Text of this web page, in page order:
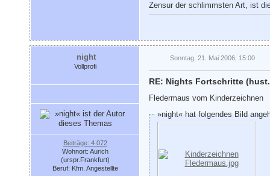
Zensur der schlimmsten Art, ist
night
Vollprofi
Beiträge: 4 072
Wohnort: Aurich
(urspr.Frankfurt)
Beruf: Kfm. Angestellte
Sonntag, 21. Mai 2006, 15:00
RE: Nights Fortschritte
Fledermaus vom Kinderzeichnen
»night« hat folgendes Bild